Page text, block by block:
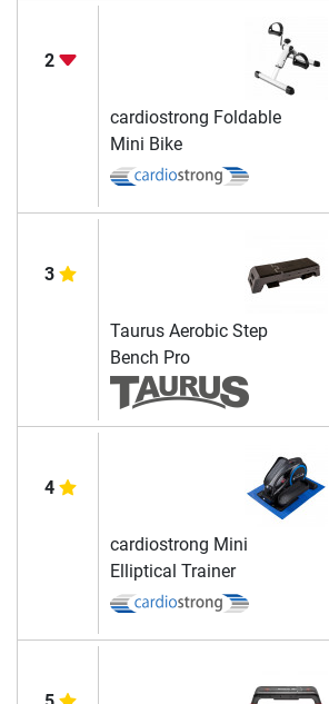
2
cardiostrong Foldable
Mini Bike
3
Taurus Aerobic Step
Bench Pro
4
cardiostrong Mini
Elliptical Trainer